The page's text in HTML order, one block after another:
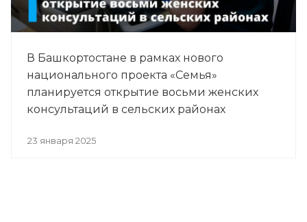
В Башкортостане в рамках нового
национального проекта «Семья»
планируется открытие восьми женских
консультаций в сельских районах
23 января 2025